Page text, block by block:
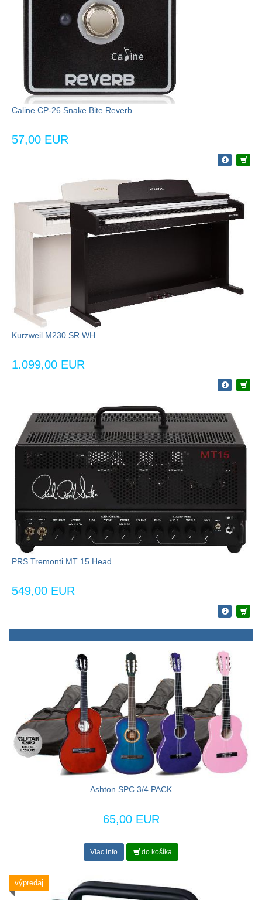
Caline CP-26 Snake Bite Reverb
57,00 EUR
Kurzweil M230 SR WH
1.099,00 EUR
PRS Tremonti MT 15 Head
549,00 EUR
Ashton SPC 3/4 PACK
65,00 EUR
Viac info do košíka
výpredaj